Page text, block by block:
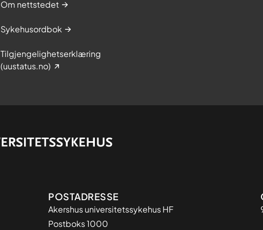
Om nettstedet
Sykehusordbok
Tilgjengelighetserklæring
(uustatus.no)
Adresse
POSTADRESSE
Akershus universitetssykehus HF
Postboks 1000